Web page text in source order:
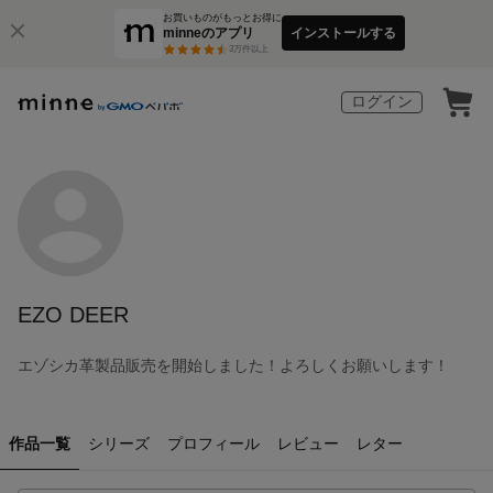
お買いものがもっとお得に
minneのアプリ
3万件以上
インストールする
ログイン
EZO DEER
エゾシカ革製品販売を開始しました！よろしくお願いします！
作品一覧 シリーズ プロフィール レビュー レター